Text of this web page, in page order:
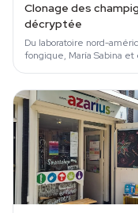
Clonage des
décryptée
Du laboratoire nord-
fongique, María Sabina et